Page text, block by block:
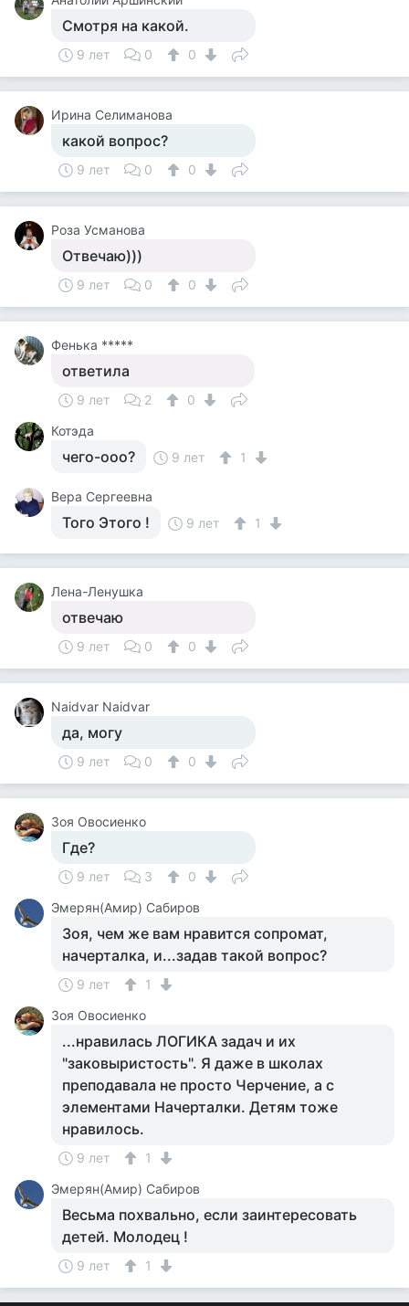
Смотря на какой.
9 лет 0 0
Ирина Селиманова
какой вопрос?
9 лет 0 0
Роза Усманова
Отвечаю)))
9 лет 0 0
Фенька *****
ответила
9 лет 2
0
Котэда
чего-ооо? 9 лет 1
Вера Сергеевна
Того Этого ! 9 лет 1
Лена-Ленушка
отвечаю
9 лет 0 0
Naidvar Naidvar
да, могу
9 лет 0 0
Зоя Овосиенко
Где?
9 лет 3
0
Эмерян(Амир) Сабиров
Зоя, чем же вам нравится сопромат,
начерталка, и...задав такой вопрос?
9 лет
1
Зоя Овосиенко
...нравилась ЛОГИКА задач и их
"заковыристость". Я даже в школах
преподавала не просто Черчение, а с
элементами Начерталки. Детям тоже
нравилось.
9 лет
1
Эмерян(Амир) Сабиров
Весьма похвально, если заинтересовать
детей. Молодец !
9 лет 1